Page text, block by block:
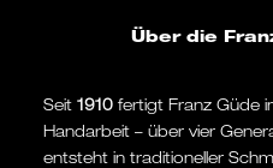
Über die
Seit 1910 fertigt Franz Güde
Handarbeit – über vier
entsteht in traditioneller